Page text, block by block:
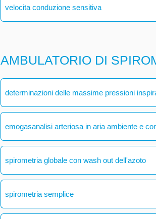
velocita conduzione sensitiva
AMBULATORIO DI
determinazioni delle massime pressioni
emogasanalisi arteriosa in aria ambiente e
spirometria globale con wash out dell'azoto
spirometria semplice